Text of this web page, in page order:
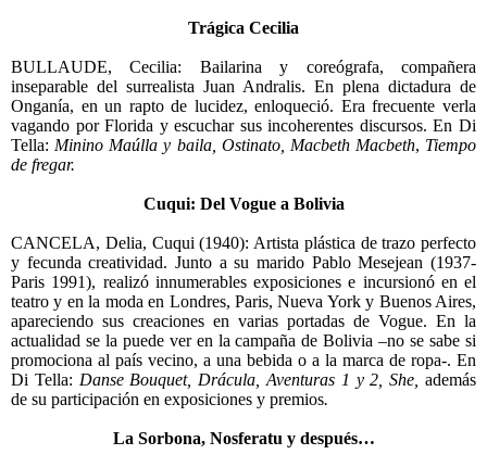
Trágica Cecilia
BULLAUDE, Cecilia: Bailarina y coreógrafa, compañera
inseparable del surrealista Juan Andralis. En plena dictadura de
Onganía, en un rapto de lucidez, enloqueció. Era frecuente verla
vagando por Florida y escuchar sus incoherentes discursos. En Di
Tella:Minino Maúlla y baila, Ostinato, Macbeth Macbeth, Tiempo
de fregar.
Cuqui: Del Vogue a Bolivia
CANCELA, Delia, Cuqui (1940): Artista plástica de trazo perfecto
y fecunda creatividad. Junto a su marido Pablo Mesejean (1937-
Paris 1991), realizó innumerables exposiciones e incursionó en el
teatro y en la moda en Londres, Paris, Nueva York y Buenos Aires,
apareciendo sus creaciones en varias portadas de Vogue. En la
actualidad se la puede ver en la campaña de Bolivia –no se sabe si
promociona al país vecino, a una bebida o a la marca de ropa-. En
Di Tella: Danse Bouquet, Drácula, Aventuras 1 y 2, She,además
de su participación en exposiciones y premios.
La Sorbona, Nosferatu y después…